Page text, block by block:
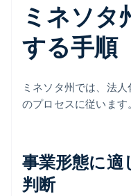
ミネソタ
する手順
ミネソタ州では、法
のプロセスに従います。
事業形態に適
判断